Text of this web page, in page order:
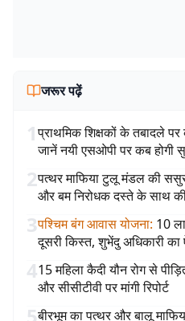
जरूर पढ़ें
1प्राथमिक शिक्षकों के तबादले पर
जानें नयी एसओपी पर कब होगी
2पत्थर माफिया टुलू मंडल की
और बम निरोधक दस्ते के साथ
3पश्चिम बंग आवास योजना: 10
दूसरी किस्त, शुभेंदु अधिकारी का
415 महिला कैदी यौन रोग से
और सीसीटीवी पर मांगी रिपोर्ट
बीरभूम का पत्थर और बालू